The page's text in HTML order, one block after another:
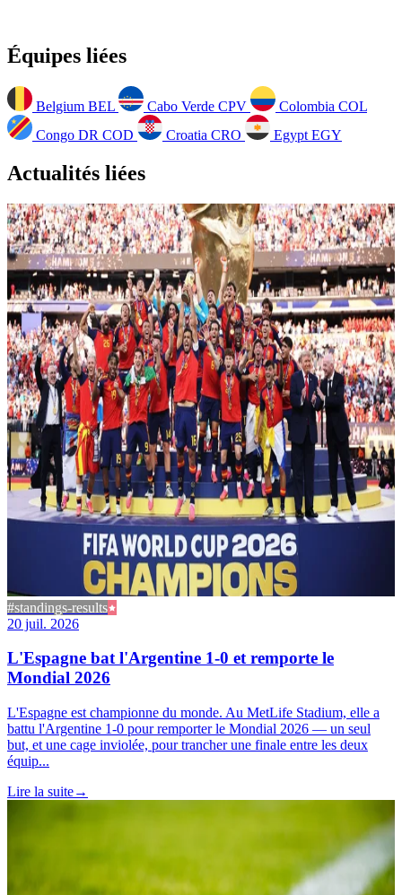
Équipes liées
Belgium BEL Cabo Verde CPV Colombia COL
Congo DR COD Croatia CRO Egypt EGY
Actualités liées
#standings-results
20 juil. 2026
L'Espagne bat l'Argentine 1-0 et remporte le
Mondial 2026
L'Espagne est championne du monde. Au MetLife Stadium, elle a
battu l'Argentine 1-0 pour remporter le Mondial 2026 — un seul
but, et une cage inviolée, pour trancher une finale entre les deux
équip...
Lire la suite→